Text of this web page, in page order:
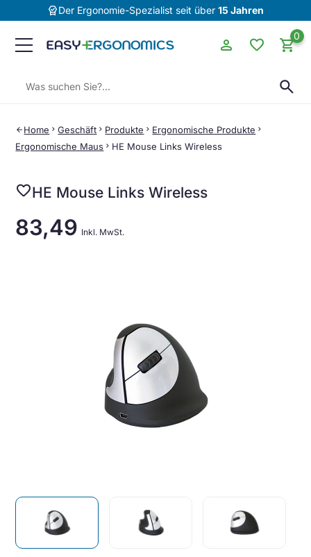
editor_choiceDer Ergonomie-Spezialist seit über 15 Jahren
search
person favorite 0
shopping_cart
arrow_back Home chevron_rightGeschäft chevron_right Produkte chevron_right Ergonomische Produkte chevron_right
Ergonomische Maus chevron_right HE Mouse Links Wireless
favoriteHE Mouse Links Wireless
83,49 Inkl. MwSt.